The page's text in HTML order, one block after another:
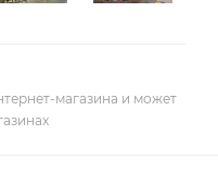
магазина и может